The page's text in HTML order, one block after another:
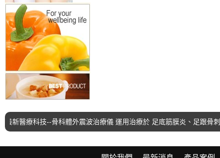
療科技--骨科體外震波治療儀 運用治療於 足底筋膜炎、足跟骨刺